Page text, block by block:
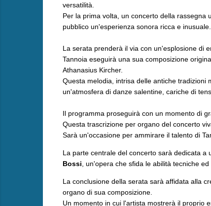
versatilità.
Per la prima volta, un concerto della
pubblico un'esperienza sonora ricca e inusuale.
La serata prenderà il via con un'esplosione di
Tannoia eseguirà una sua composizione
Athanasius Kircher.
Questa melodia, intrisa delle antiche tradizioni
un'atmosfera di danze salentine, cariche di
​Il programma proseguirà con un momento di
Questa trascrizione per organo del concerto
Sarà un'occasione per ammirare il talento di
​La parte centrale del concerto sarà dedicata
Bossi , un'opera che sfida le abilità tecniche
​La conclusione della serata sarà affidata alla
organo di sua composizione.
Un momento in cui l'artista mostrerà il proprio